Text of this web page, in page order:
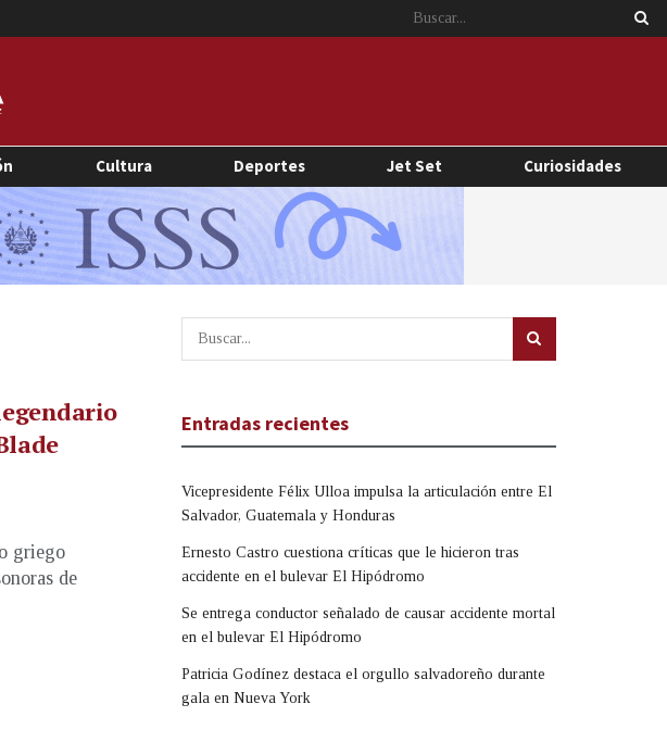
Cultura Deportes Jet Set Curiosidades
griego
de
Entradas recientes
Vicepresidente Félix Ulloa impulsa la articulación entre El
Salvador, Guatemala y Honduras
Ernesto Castro cuestiona críticas que le hicieron tras
accidente en el bulevar El Hipódromo
Se entrega conductor señalado de causar accidente mortal
en el bulevar El Hipódromo
Patricia Godínez destaca el orgullo salvadoreño durante
gala en Nueva York